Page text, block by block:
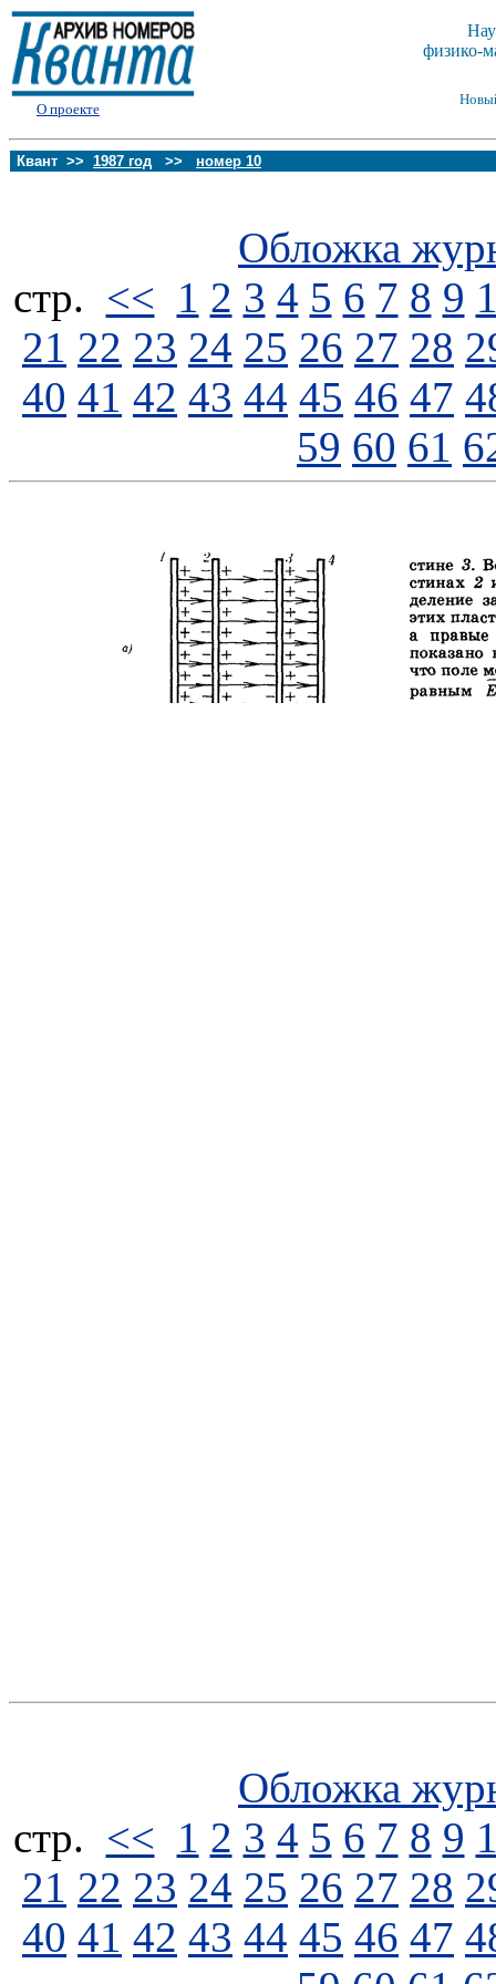
О проекте
физико-
Квант >> 1987 год >> номер 10
Обложка
стp. << 1 2 3 4 5 6 7 8 9
21 22 23 24 25 26 27 28
40 41 42 43 44 45 46 47
59 60 61
Обложка
стp. << 1 2 3 4 5 6 7 8 9
21 22 23 24 25 26 27 28
40 41 42 43 44 45 46 47